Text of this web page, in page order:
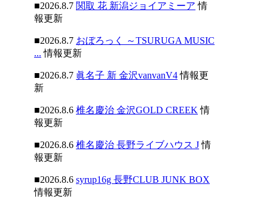
■2026.8.7 関取 花 新潟ジョイアミーア 情
報更新
■2026.8.7 おぼろっく ～TSURUGA MUSIC
... 情報更新
■2026.8.7 眞名子 新 金沢vanvanV4情報更
新
■2026.8.6 椎名慶治 金沢GOLD CREEK 情
報更新
■2026.8.6 椎名慶治 長野ライブハウス J情
報更新
■2026.8.6 syrup16g 長野CLUB JUNK BOX
情報更新